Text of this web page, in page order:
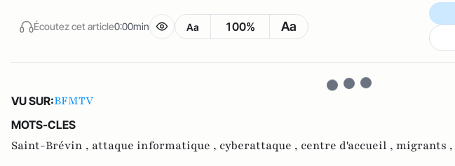
Écoutez cet article0:00min Aa 100% Aa
VU SUR:BFMTV
MOTS-CLES
Saint-Brévin , attaque informatique , cyberattaque , centre d'accueil , migrants ,